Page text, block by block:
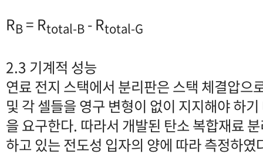
RB= Rtotal-B- Rtotal-G
2.3 기계적 성능
연료 전지 스택에서 분리판은 스택 체결압
및 각 셀들을 영구 변형이 없이 지지해야 하
을 요구한다. 따라서 개발된 탄소 복합재료
하고 있는 전도성 입자의 양에 따라 측정하